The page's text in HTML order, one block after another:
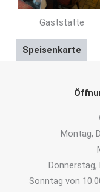
Gaststätte
Speisenkarte
Montag,
Donnerstag,
Sonntag von